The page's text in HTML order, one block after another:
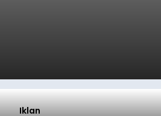
Iklan